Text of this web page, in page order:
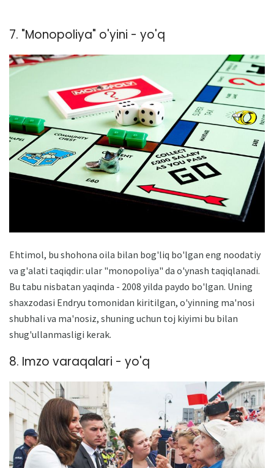
7. "Monopoliya" o'yini - yo'q
Ehtimol, bu shohona oila bilan bog'liq bo'lgan eng noodatiy
va g'alati taqiqdir: ular "monopoliya" da o'ynash taqiqlanadi.
Bu tabu nisbatan yaqinda - 2008 yilda paydo bo'lgan. Uning
shaxzodasi Endryu tomonidan kiritilgan, o'yinning ma'nosi
shubhali va ma'nosiz, shuning uchun toj kiyimi bu bilan
shug'ullanmasligi kerak.
8. Imzo varaqalari - yo'q